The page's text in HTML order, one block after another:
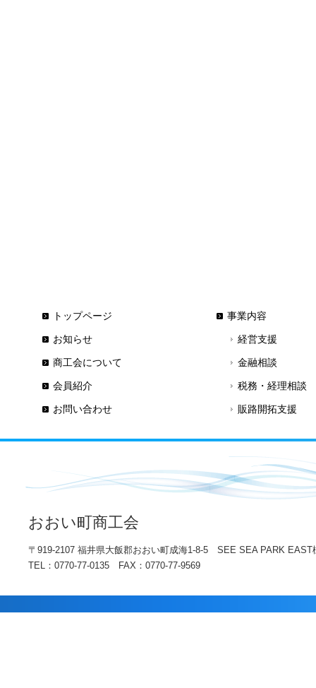
トップページ
お知らせ
商工会について
会員紹介
お問い合わせ
事業内容
経営支援
金融相談
税務・経理相談
販路開拓支援
おおい町商工会
〒919-2107 福井県大飯郡おおい町成海1-8-5 SEE SEA PARK EAST
TEL：0770-77-0135 FAX：0770-77-9569